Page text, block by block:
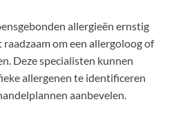
allergieën ernstig
om een allergoloog of
Deze specialisten kunnen
allergenen te identificeren
aanbevelen.